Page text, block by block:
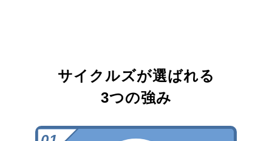
サイクルズが選ばれる
3つの強み